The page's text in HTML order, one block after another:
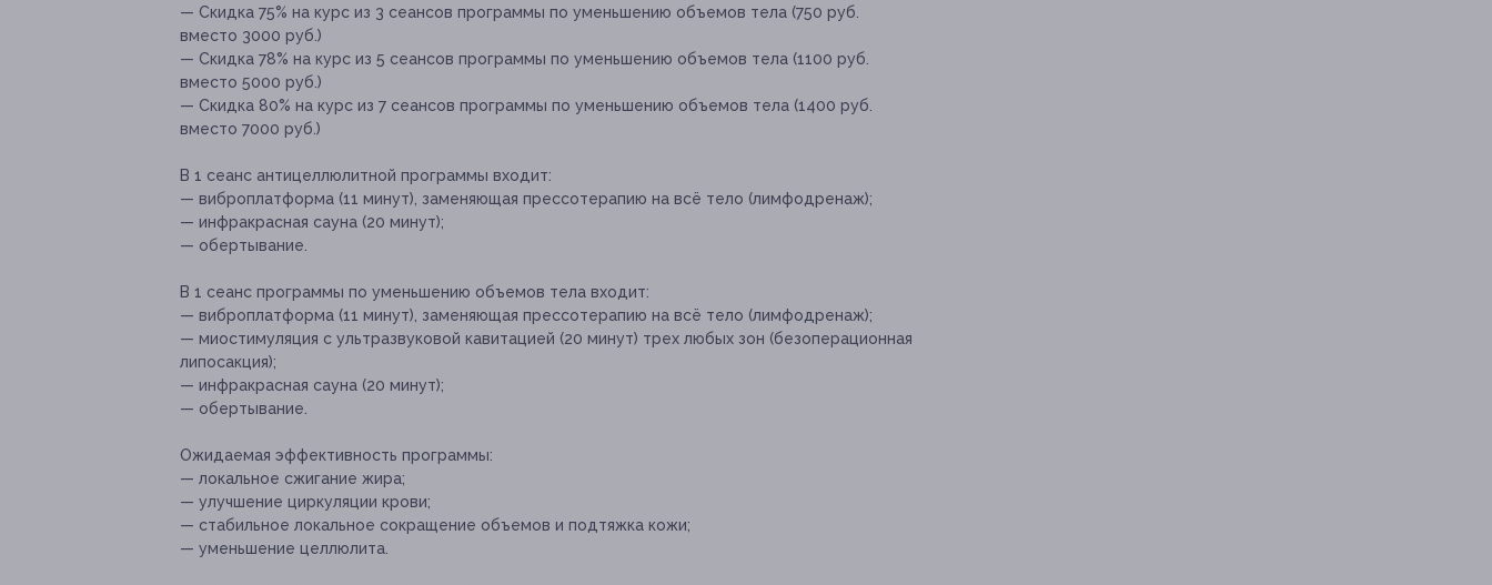
— Скидка 75% на курс из 3 сеансов программы по уменьшению объемов тела (750 руб.
вместо 3000 руб.)
— Скидка 78% на курс из 5 сеансов программы по уменьшению объемов тела (1100 руб.
вместо 5000 руб.)
— Скидка 80% на курс из 7 сеансов программы по уменьшению объемов тела (1400 руб.
вместо 7000 руб.)
В 1 сеанс антицеллюлитной программы входит:
— виброплатформа (11 минут), заменяющая прессотерапию на всё тело (лимфодренаж);
— инфракрасная сауна (20 минут);
— обертывание.
В 1 сеанс программы по уменьшению объемов тела входит:
— виброплатформа (11 минут), заменяющая прессотерапию на всё тело (лимфодренаж);
— миостимуляция с ультразвуковой кавитацией (20 минут) трех любых зон (безоперационная
липосакция);
— инфракрасная сауна (20 минут);
— обертывание.
Ожидаемая эффективность программы:
— локальное сжигание жира;
— улучшение циркуляции крови;
— стабильное локальное сокращение объемов и подтяжка кожи;
— уменьшение целлюлита.